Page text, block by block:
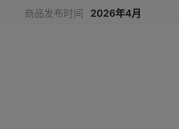
商品发布时间 2026年4月